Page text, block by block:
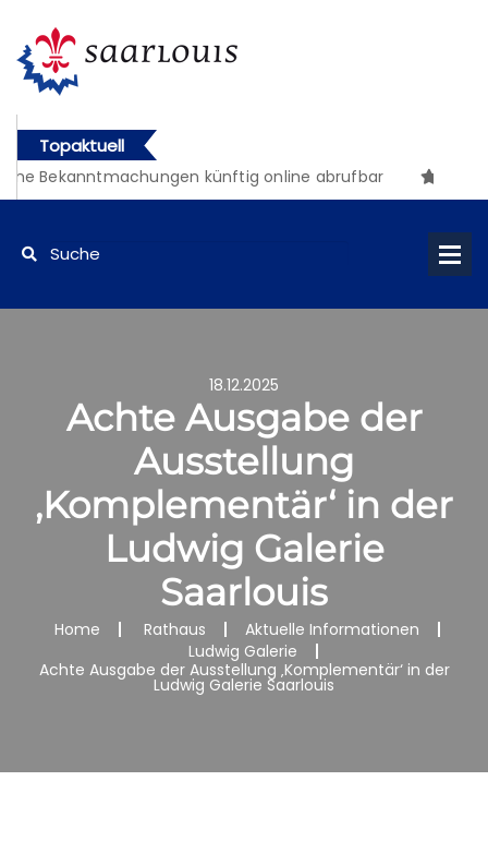
Topaktuell
Bekanntmachungen künftig online abrufbar
18.12.2025
Achte Ausgabe der
Ausstellung
‚Komplementär‘ in der
Ludwig Galerie
Saarlouis
Home Rathaus
Aktuelle Informationen
Ludwig Galerie
Achte Ausgabe der Ausstellung ‚Komplementär‘ in der
Ludwig Galerie Saarlouis